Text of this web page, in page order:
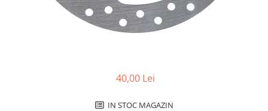
Pompa bicicleta
Produse intretinere bicicleta
Bidoane si suporti bicicleta
Suport telefon bicicleta
40,00 Lei
IN STOC MAGAZIN